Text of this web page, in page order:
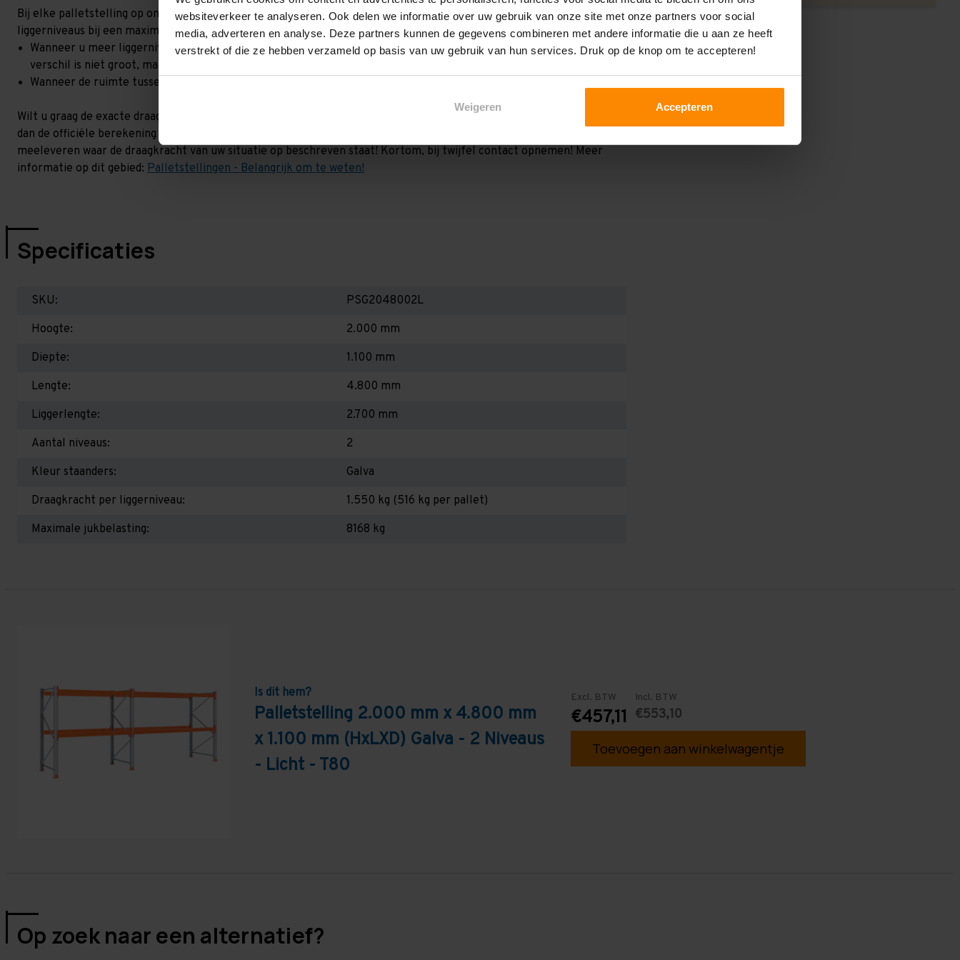
websiteverkeer te analyseren. Ook delen we informatie over uw gebruik van onze site met onze partners voor social
media, adverteren en analyse. Deze partners kunnen de gegevens combineren met andere informatie die u aan ze heeft
verstrekt of die ze hebben verzameld op basis van uw gebruik van hun services. Druk op de knop om te accepteren!
Weigeren Accepteren
Bij elke palletstelling op onze site, staat een draagkracht vermeld. Dit is de draagkracht berekend a.h.v. 2
liggerniveaus bij een maximale hoogteverschil. Goed om te weten:
Wanneer u meer liggerniveaus toevoegt, kan het zijn dat het draagvermogen per liggerniveau iets lager uit valt. Dit
verschil is niet groot, maar wel het beste om dit te laten berekenen!
Wanneer de ruimte tussen de liggerniveaus kleiner is dan 2,25 meter, valt de draagkracht juist iets hoger uit.
Wilt u graag de exacte draagkracht weten in uw situatie? Dan dient u even contact met ons op te nemen. Wij voeren
dan de officiële berekening uit. Dit doen we gratis en voor niets. Wij kunnen ook belastingbordjes of stickers
meeleveren waar de draagkracht van uw situatie op beschreven staat! Kortom, bij twijfel contact opnemen! Meer
informatie op dit gebied: Palletstellingen - Belangrijk om te weten!
Specificaties
SKU:
PSG2048002L
Hoogte:
2.000 mm
Diepte:
1.100 mm
Lengte:
4.800 mm
Liggerlengte:
2.700 mm
Aantal niveaus:
2
Kleur staanders:
Galva
Draagkracht per liggerniveau:
1.550 kg (516 kg per pallet)
Maximale jukbelasting:
8168 kg
Is dit hem?
Palletstelling 2.000 mm x 4.800 mm
x 1.100 mm (HxLXD) Galva - 2 Niveaus
- Licht - T80
Excl. BTW
€457,11
Incl. BTW
€553,10
Toevoegen aan winkelwagentje
Op zoek naar een alternatief?